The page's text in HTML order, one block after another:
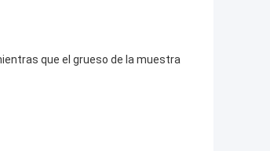
que el grueso de la muestra